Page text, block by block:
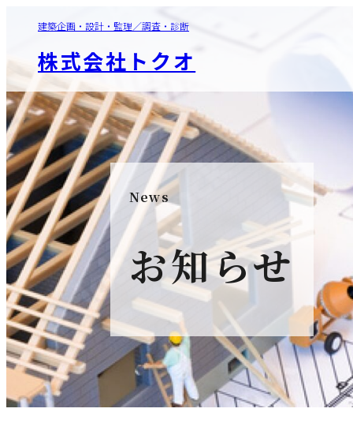
建築企画・設計・監理／調査・診断
株式会社トクオ
News
お知らせ